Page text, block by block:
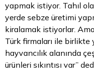
yapmak istiyor. Tahıl
yerde sebze üretimi
kiralamak istiyorlar.
Türk firmaları ile
hayvancılık alanında
ürünleri sıkıntısı var”